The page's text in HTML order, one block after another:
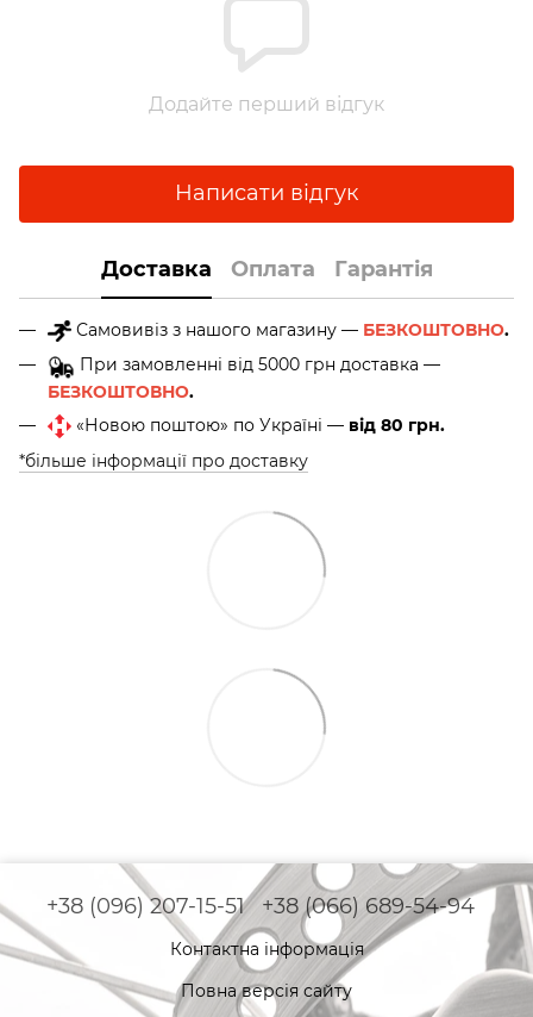
Додайте перший відгук
Написати відгук
Доставка Оплата Гарантія
Самовивіз з нашого магазину — БЕЗКОШТОВНО.
При замовленні від 5000 грн доставка —
БЕЗКОШТОВНО.
«Новою поштою» по Україні — від 80 грн.
*більше інформації про доставку
+38 (096) 207-15-51 +38 (066) 689-54-94
Контактна інформація
Повна версія сайту